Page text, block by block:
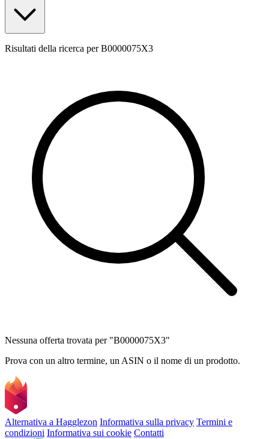
Risultati della ricerca perB0000075X3
Nessuna offerta trovata per "B0000075X3"
Prova con un altro termine, un ASIN o il nome di un prodotto.
Alternativa a Hagglezon Informativa sulla privacy Termini e
condizioni Informativa sui cookie Contatti